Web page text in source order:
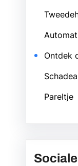
Ontdek
Pareltje